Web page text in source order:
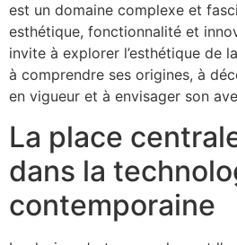
est un domaine complexe et
esthétique, fonctionnalité et
invite à explorer l’esthétique de
à comprendre ses origines, à
en vigueur et à envisager son
La place
dans la
contemporaine